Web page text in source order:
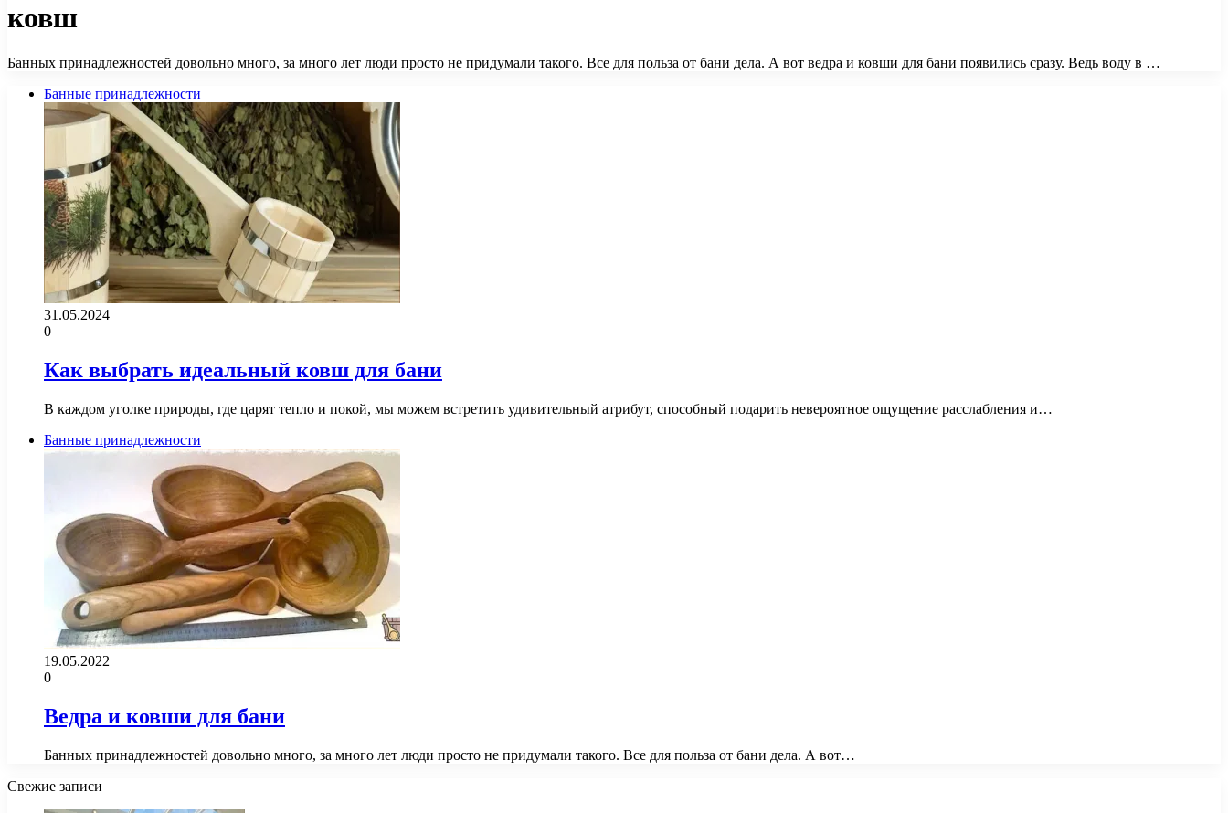
ковш
Банных принадлежностей довольно много, за много лет люди просто не придумали такого. Все для польза от бани дела. А вот ведра и ковши для бани появились сразу. Ведь воду в …
Банные принадлежности
31.05.2024
0
Как выбрать идеальный ковш для бани
В каждом уголке природы, где царят тепло и покой, мы можем встретить удивительный атрибут, способный подарить невероятное ощущение расслабления и…
Банные принадлежности
19.05.2022
0
Ведра и ковши для бани
Банных принадлежностей довольно много, за много лет люди просто не придумали такого. Все для польза от бани дела. А вот…
Свежие записи